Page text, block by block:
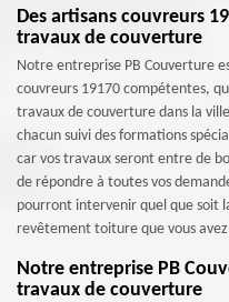
Des artisans couvreurs
travaux de couverture
Notre entreprise PB Couverture
couvreurs 19170 compétentes,
travaux de couverture dans la
chacun suivi des formations
car vos travaux seront entre de
de répondre à toutes vos
pourront intervenir quel que soit
revêtement toiture que vous
Notre entreprise PB
travaux de couverture